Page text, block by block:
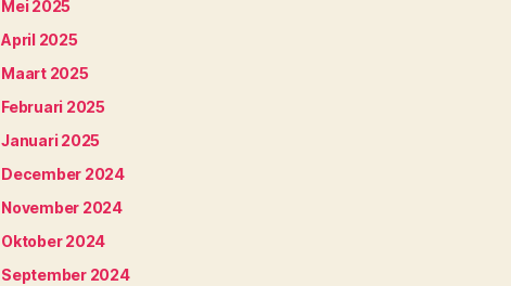
Mei 2025
April 2025
Maart 2025
Februari 2025
Januari 2025
December 2024
November 2024
Oktober 2024
September 2024